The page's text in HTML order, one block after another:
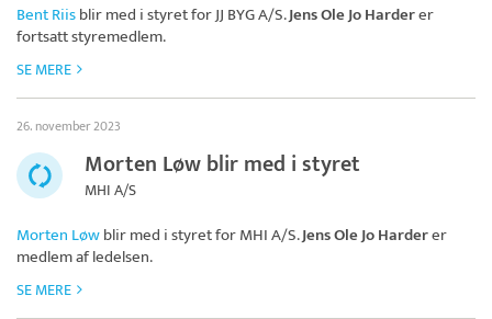
Bent Riisblir med i styret forJJ BYG A/S.Jens Ole Jo Harderer
fortsatt styremedlem.
SE MERE
26. november 2023
Morten Løw blir med i styret
MHI A/S
Morten Løwblir med i styret forMHI A/S.Jens Ole Jo Harderer
medlem af ledelsen.
SE MERE